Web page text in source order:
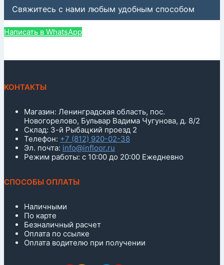
Свяжитесь с нами любым удобным способом
Написать в WhatsApp
КОНТАКТЫ
Магазин: Ленинградская область, пос.
Новогорелово, Бульвар Вадима Чугунова, д. 8/2
Склад: 3-й Рыбацкий проезд 2
Телефон: +7 (812) 920-02-38
Эл. почта: info@infloor.ru
Режим работы: с 10:00 до 20:00 Ежедневно
СПОСОБЫ ОПЛАТЫ
Наличными
По карте
Безналичный расчет
Оплата по ссылке
Оплата водителю при получении